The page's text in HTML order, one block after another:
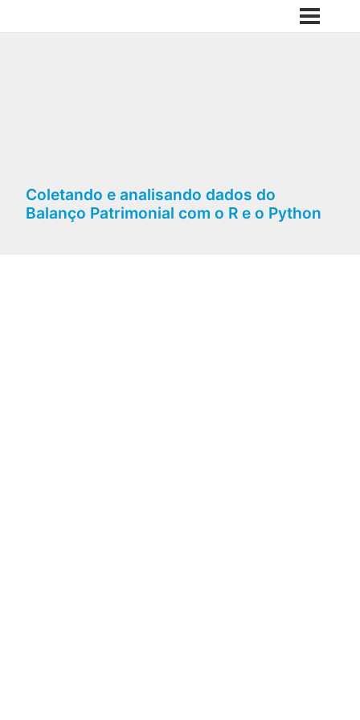
Coletando e analisando dados do
Balanço Patrimonial com o R e o Python